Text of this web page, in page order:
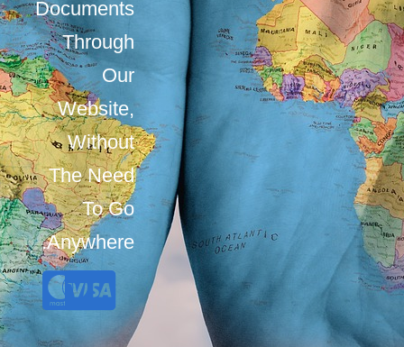
Documents
Through
Our
Website,
Without
The Need
To Go
Anywhere.